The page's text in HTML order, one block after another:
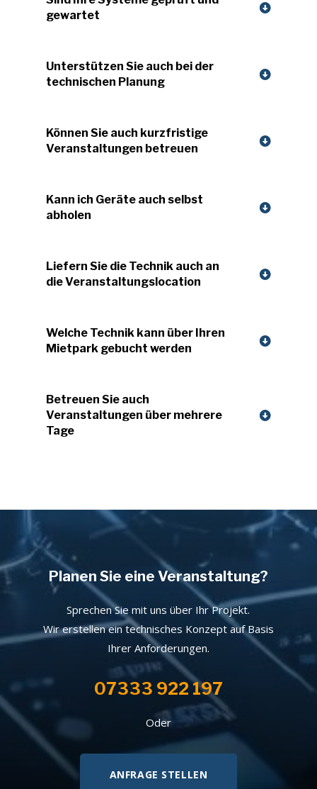
gewartet
Unterstützen Sie auch bei der
technischen Planung
Können Sie auch kurzfristige
Veranstaltungen betreuen
Kann ich Geräte auch selbst
abholen
Liefern Sie die Technik auch an
die Veranstaltungslocation
Welche Technik kann über Ihren
Mietpark gebucht werden
Betreuen Sie auch
Veranstaltungen über mehrere
Tage
Planen Sie eine Veranstaltung?
Sprechen Sie mit uns über Ihr Projekt.
Wir erstellen ein technisches Konzept auf Basis
Ihrer Anforderungen.
07333 922 197
Oder
ANFRAGE STELLEN